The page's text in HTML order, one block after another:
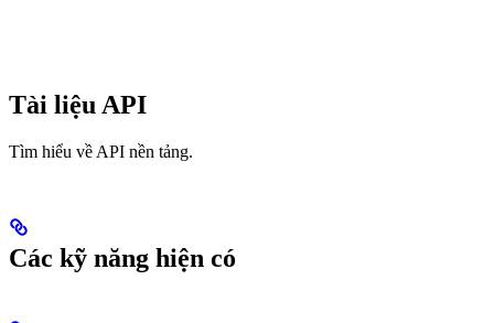
Tài liệu API
Tìm hiểu về API nền tảng.
Các kỹ năng hiện có